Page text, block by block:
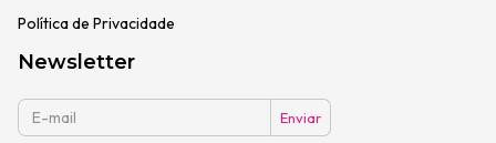
Política de Privacidade
Newsletter